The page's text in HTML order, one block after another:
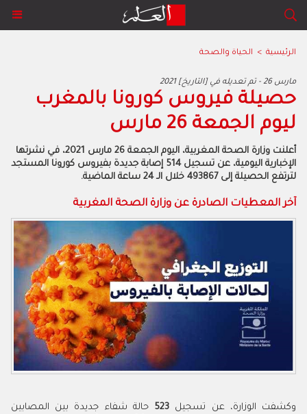
الرئيسية > الحياة والصحة
2021 مارس 26 - تم تعديله في [التاريخ]
حصيلة فيروس كورونا بالمغرب
ليوم الجمعة 26 مارس
أعلنت وزارة الصحة المغربية، اليوم الجمعة 26 مارس 2021، في نشرتها
الإخبارية اليومية، عن تسجيل 514 إصابة جديدة بفيروس كورونا المستجد
لترتفع الحصيلة إلى 493867 خلال الـ 24 ساعة الماضية.
آخر المعطيات الصادرة عن وزارة الصحة المغربية
وكشفت الوزارة، عن تسجيل 523
حالة شفاء جديدة بين المصابين